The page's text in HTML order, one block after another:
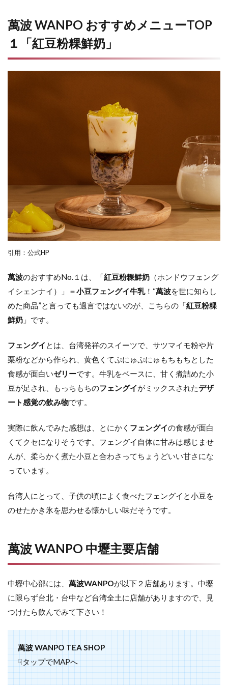
萬波 WANPO おすすめメニューTOP
１「紅豆粉粿鮮奶」
引用：公式HP
萬波のおすすめNo.１は、「紅豆粉粿鮮奶 （ホンドウフェング
イシェンナイ）」＝小豆フェングイ牛乳！“萬波を世に知らし
めた商品”と言っても過言ではないのが、こちらの「紅豆粉粿
鮮奶 」です。
フェングイ とは、台湾発祥のスイーツで、サツマイモ粉や片
栗粉などから作られ、黄色くてぷにゅぷにゅもちもちとした
食感が面白いゼリーです。牛乳をベースに、甘く煮詰めた小
豆が足され、もっちもちのフェングイがミックスされたデザ
ート感覚の飲み物です。
実際に飲んでみた感想は、とにかく フェングイの食感が面白
くてクセになりそうです。フェングイ自体に甘みは感じませ
んが、柔らかく煮た小豆と合わさってちょうどいい甘さにな
っています。
台湾人にとって、子供の頃によく食べたフェングイと小豆を
のせたかき氷を思わせる懐かしい味だそうです。
萬波 WANPO 中壢主要店舗
中壢中心部には、 萬波WANPOが以下２店舗あります。中壢
に限らず台北・台中など台湾全土に店舗がありますので、見
つけたら飲んでみて下さい！
萬波 WANPO TEA SHOP
☟タップでMAPへ